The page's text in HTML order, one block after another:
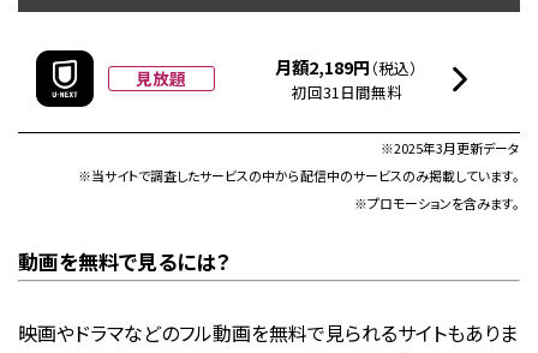
見放題 月額2,189円 （税込）
初回31日間無料
※2025年3月更新データ
※当サイトで調査したサービスの中から配信中のサービスのみ掲載しています。
※プロモーションを含みます。
動画を無料で見るには？
映画やドラマなどのフル動画を無料で見られるサイトもありま